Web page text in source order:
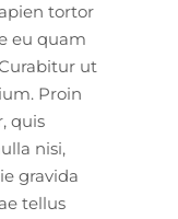
tortor
eu quam
ut
Proin
quis
nisi,
gravida
tellus